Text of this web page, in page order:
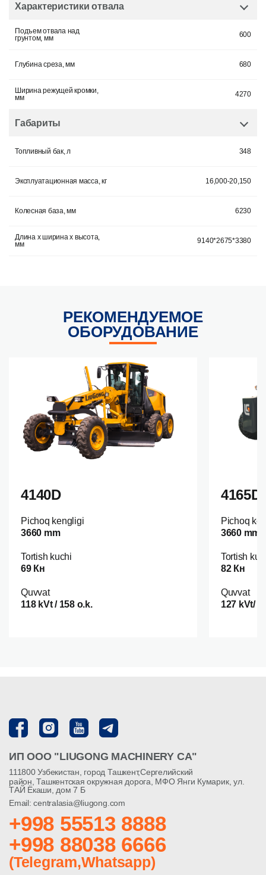
Характеристики отвала
Подъем отвала над
грунтом, мм
600
Глубина среза, мм 680
Ширина режущей кромки,
мм
4270
Габариты
Топливный бак, л 348
Эксплуатационная масса, кг 16,000-20,150
Колесная база, мм 6230
Длина х ширина х высота,
мм
9140*2675*3380
РЕКОМЕНДУЕМОЕ
ОБОРУДОВАНИЕ
4140D
Pichoq kengligi
3660 mm
Tortish kuchi
69 Кн
Quvvat
118 kVt / 158 o.k.
4165D
Pichoq
3660 mm
Tortish
82 Кн
Quvvat
127 kVt/
ИП ООО "LIUGONG MACHINERY CA"
111800 Узбекистан, город Ташкент,Сергелийский
район, Ташкентская окружная дорога, МФО Янги Кумарик, ул.
ТАЙ Ёкаши, дом 7 Б
Email: centralasia@liugong.com
+998 55513 8888
+998 88038 6666
(Telegram,Whatsapp)